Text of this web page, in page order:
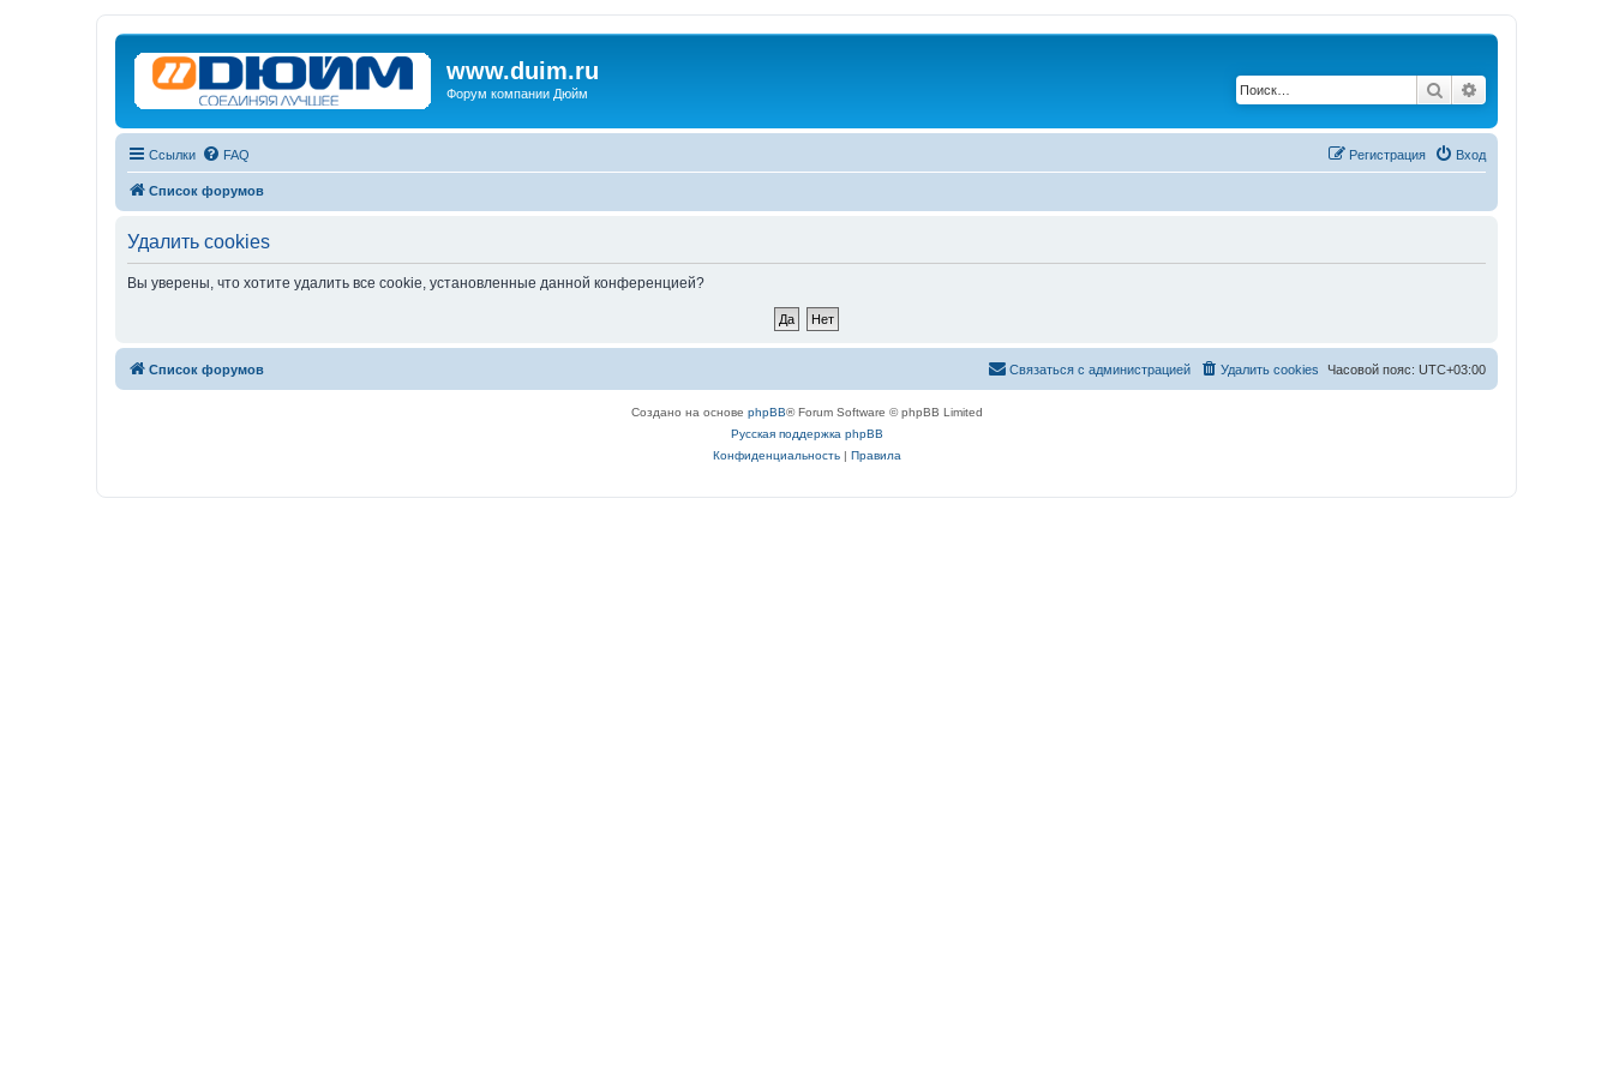
www.duim.ru
Форум компании Дюйм Поиск
Ссылки FAQ Вход
Регистрация
Список форумов
Удалить cookies
Вы уверены, что хотите удалить все cookie, установленные данной конференцией?
Список форумов Часовой пояс: UTC+03:00
Удалить cookies
Связаться с администрацией
Создано на основе phpBB® Forum Software © phpBB Limited
Русская поддержка phpBB
Конфиденциальность| Правила